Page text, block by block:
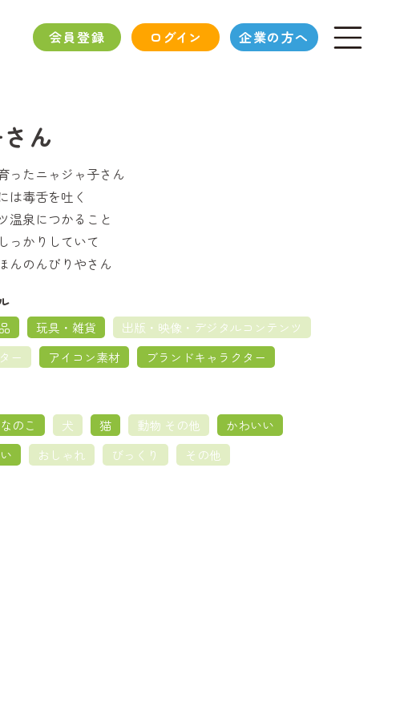
会員登録 ログイン 企業の方へ
ん
ったニャジャ子さん
は毒舌を吐く
温泉につかること
っかりしていて
んのんびりやさん
玩具・雑貨
出版・映像・デジタルコンテンツ
ー
アイコン素材 ブランドキャラクター
のこ 犬 猫 動物 その他
かわいい
おしゃれ びっくり その他